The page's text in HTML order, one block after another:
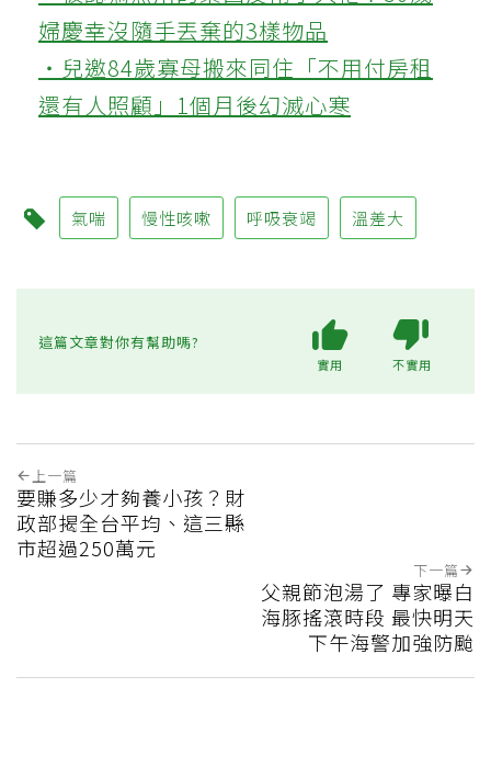
婦慶幸沒隨手丟棄的3樣物品
‧兒邀84歲寡母搬來同住「不用付房租
還有人照顧」1個月後幻滅心寒
氣喘 慢性咳嗽 呼吸衰竭 溫差大
這篇文章對你有幫助嗎?
實用 不實用
上一篇
要賺多少才夠養小孩？財
政部揭全台平均、這三縣
市超過250萬元
下一篇
父親節泡湯了 專家曝白
海豚搖滾時段 最快明天
下午海警加強防颱